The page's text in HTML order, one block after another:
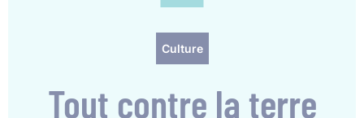
Culture
Tout contre la terre